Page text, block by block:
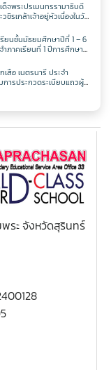
จพระปรเมนทรรามาธิบดี
รเกล้าเจ้าอยู่หัวเนื่องในวัน
.ศ.2569✨
รียนชั้นมัธยมศึกษาปีที่ 1 – 6
ำภาคเรียนที่ 1 ปีการศึกษา
สือ เนตรนารี ประจำ
ารประกวดระเบียบแถวผู้
ระ จังหวัดสุรินทร์